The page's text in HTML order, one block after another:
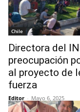
Chile
Directora del
preocupación
al proyecto de
fuerza
Editor - Mayo 6, 2025